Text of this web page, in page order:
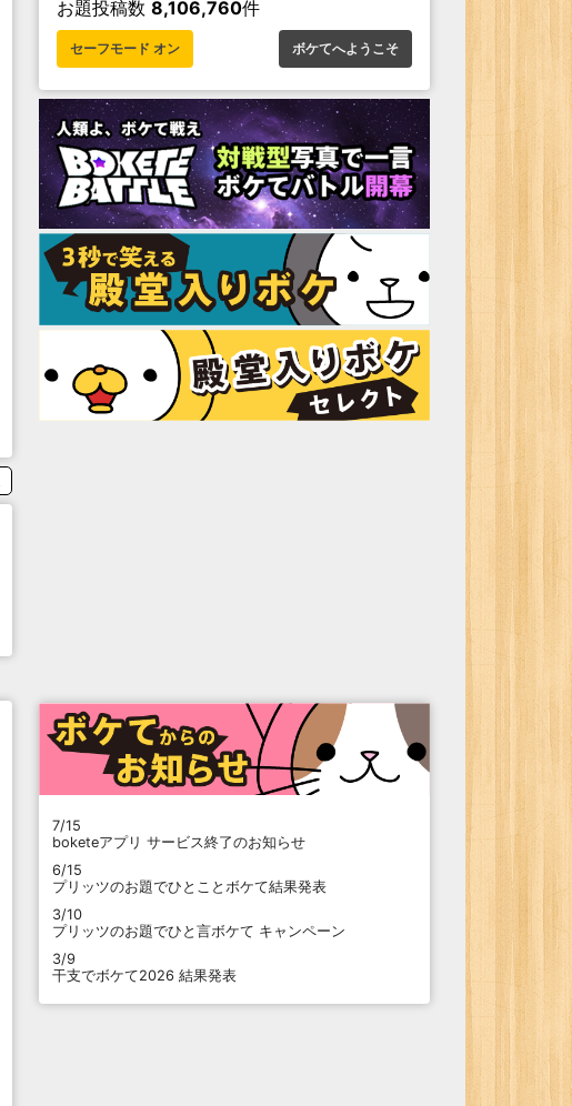
お題投稿数 8,106,760件
セーフモード オン ボケてへようこそ
7/15
boketeアプリ サービス終了のお知らせ
6/15
プリッツのお題でひとことボケて結果発表
3/10
プリッツのお題でひと言ボケて キャンペーン
3/9
干支でボケて2026 結果発表